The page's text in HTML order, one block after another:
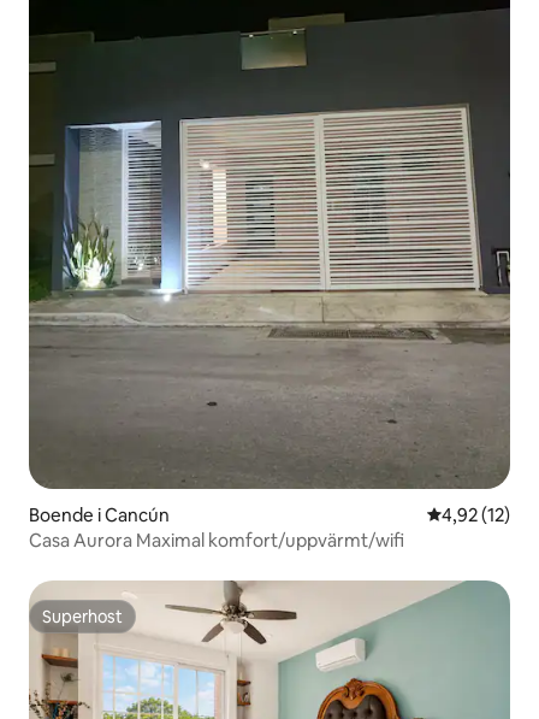
Boende i Cancún 4,92 av 5 i
4,92 (12)
Casa Aurora Maximal komfort/uppvärmt/wifi
Superhost
Superhost